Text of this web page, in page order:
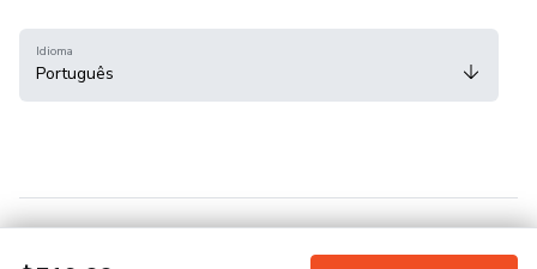
Idioma
Português
Central de ajuda Privacidade